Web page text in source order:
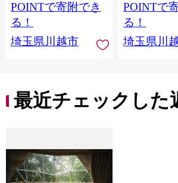
POINTで寄附でき
る！
埼玉県川越市
POINTで
る！
埼玉県川
最近チェックした